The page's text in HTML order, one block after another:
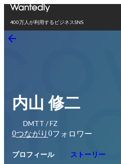
400万人が利用するビジネスSNS
内山 修二
DMTT / FZ
0つながり 0フォロワー
プロフィール ストーリー